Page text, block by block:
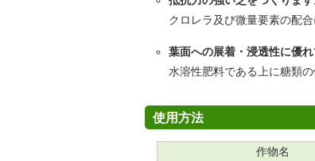
クロレラ及び微量要素の配
葉面への展着・浸透性に優れ
水溶性肥料である上に糖類
使用方法
作物名